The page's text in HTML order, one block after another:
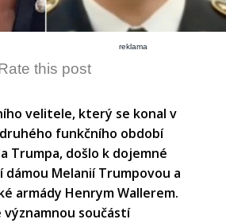
reklama
this post
velitele, který se konal v
funkčního období
Trumpa, došlo k dojemné
Melanií Trumpovou a
armády Henrym Wallerem.
součástí